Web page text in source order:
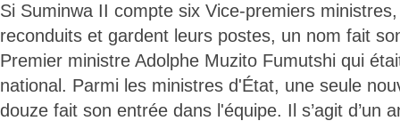
Si Suminwa II compte six Vice-premiers
reconduits et gardent leurs postes, un nom fait
Premier ministre Adolphe Muzito Fumutshi qui
national. Parmi les ministres d'État, une seule
douze fait son entrée dans l'équipe. Il s’agit d’un